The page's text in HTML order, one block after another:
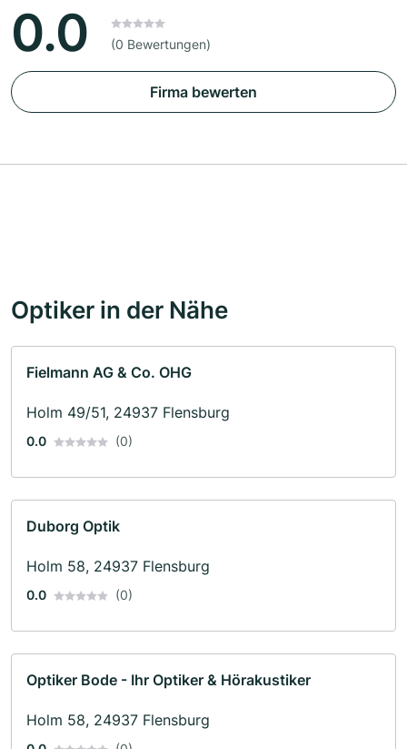
0.0 (0 Bewertungen)
Firma bewerten
Optiker in der Nähe
Fielmann AG & Co. OHG
Holm 49/51, 24937 Flensburg
0.0 (0)
Duborg Optik
Holm 58, 24937 Flensburg
0.0 (0)
Optiker Bode - Ihr Optiker & Hörakustiker
Holm 58, 24937 Flensburg